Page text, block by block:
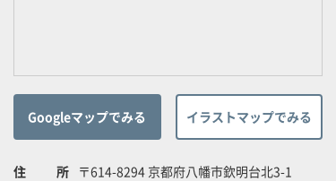
Googleマップでみる イラストマップでみる
住所 〒614-8294 京都府八幡市欽明台北3-1